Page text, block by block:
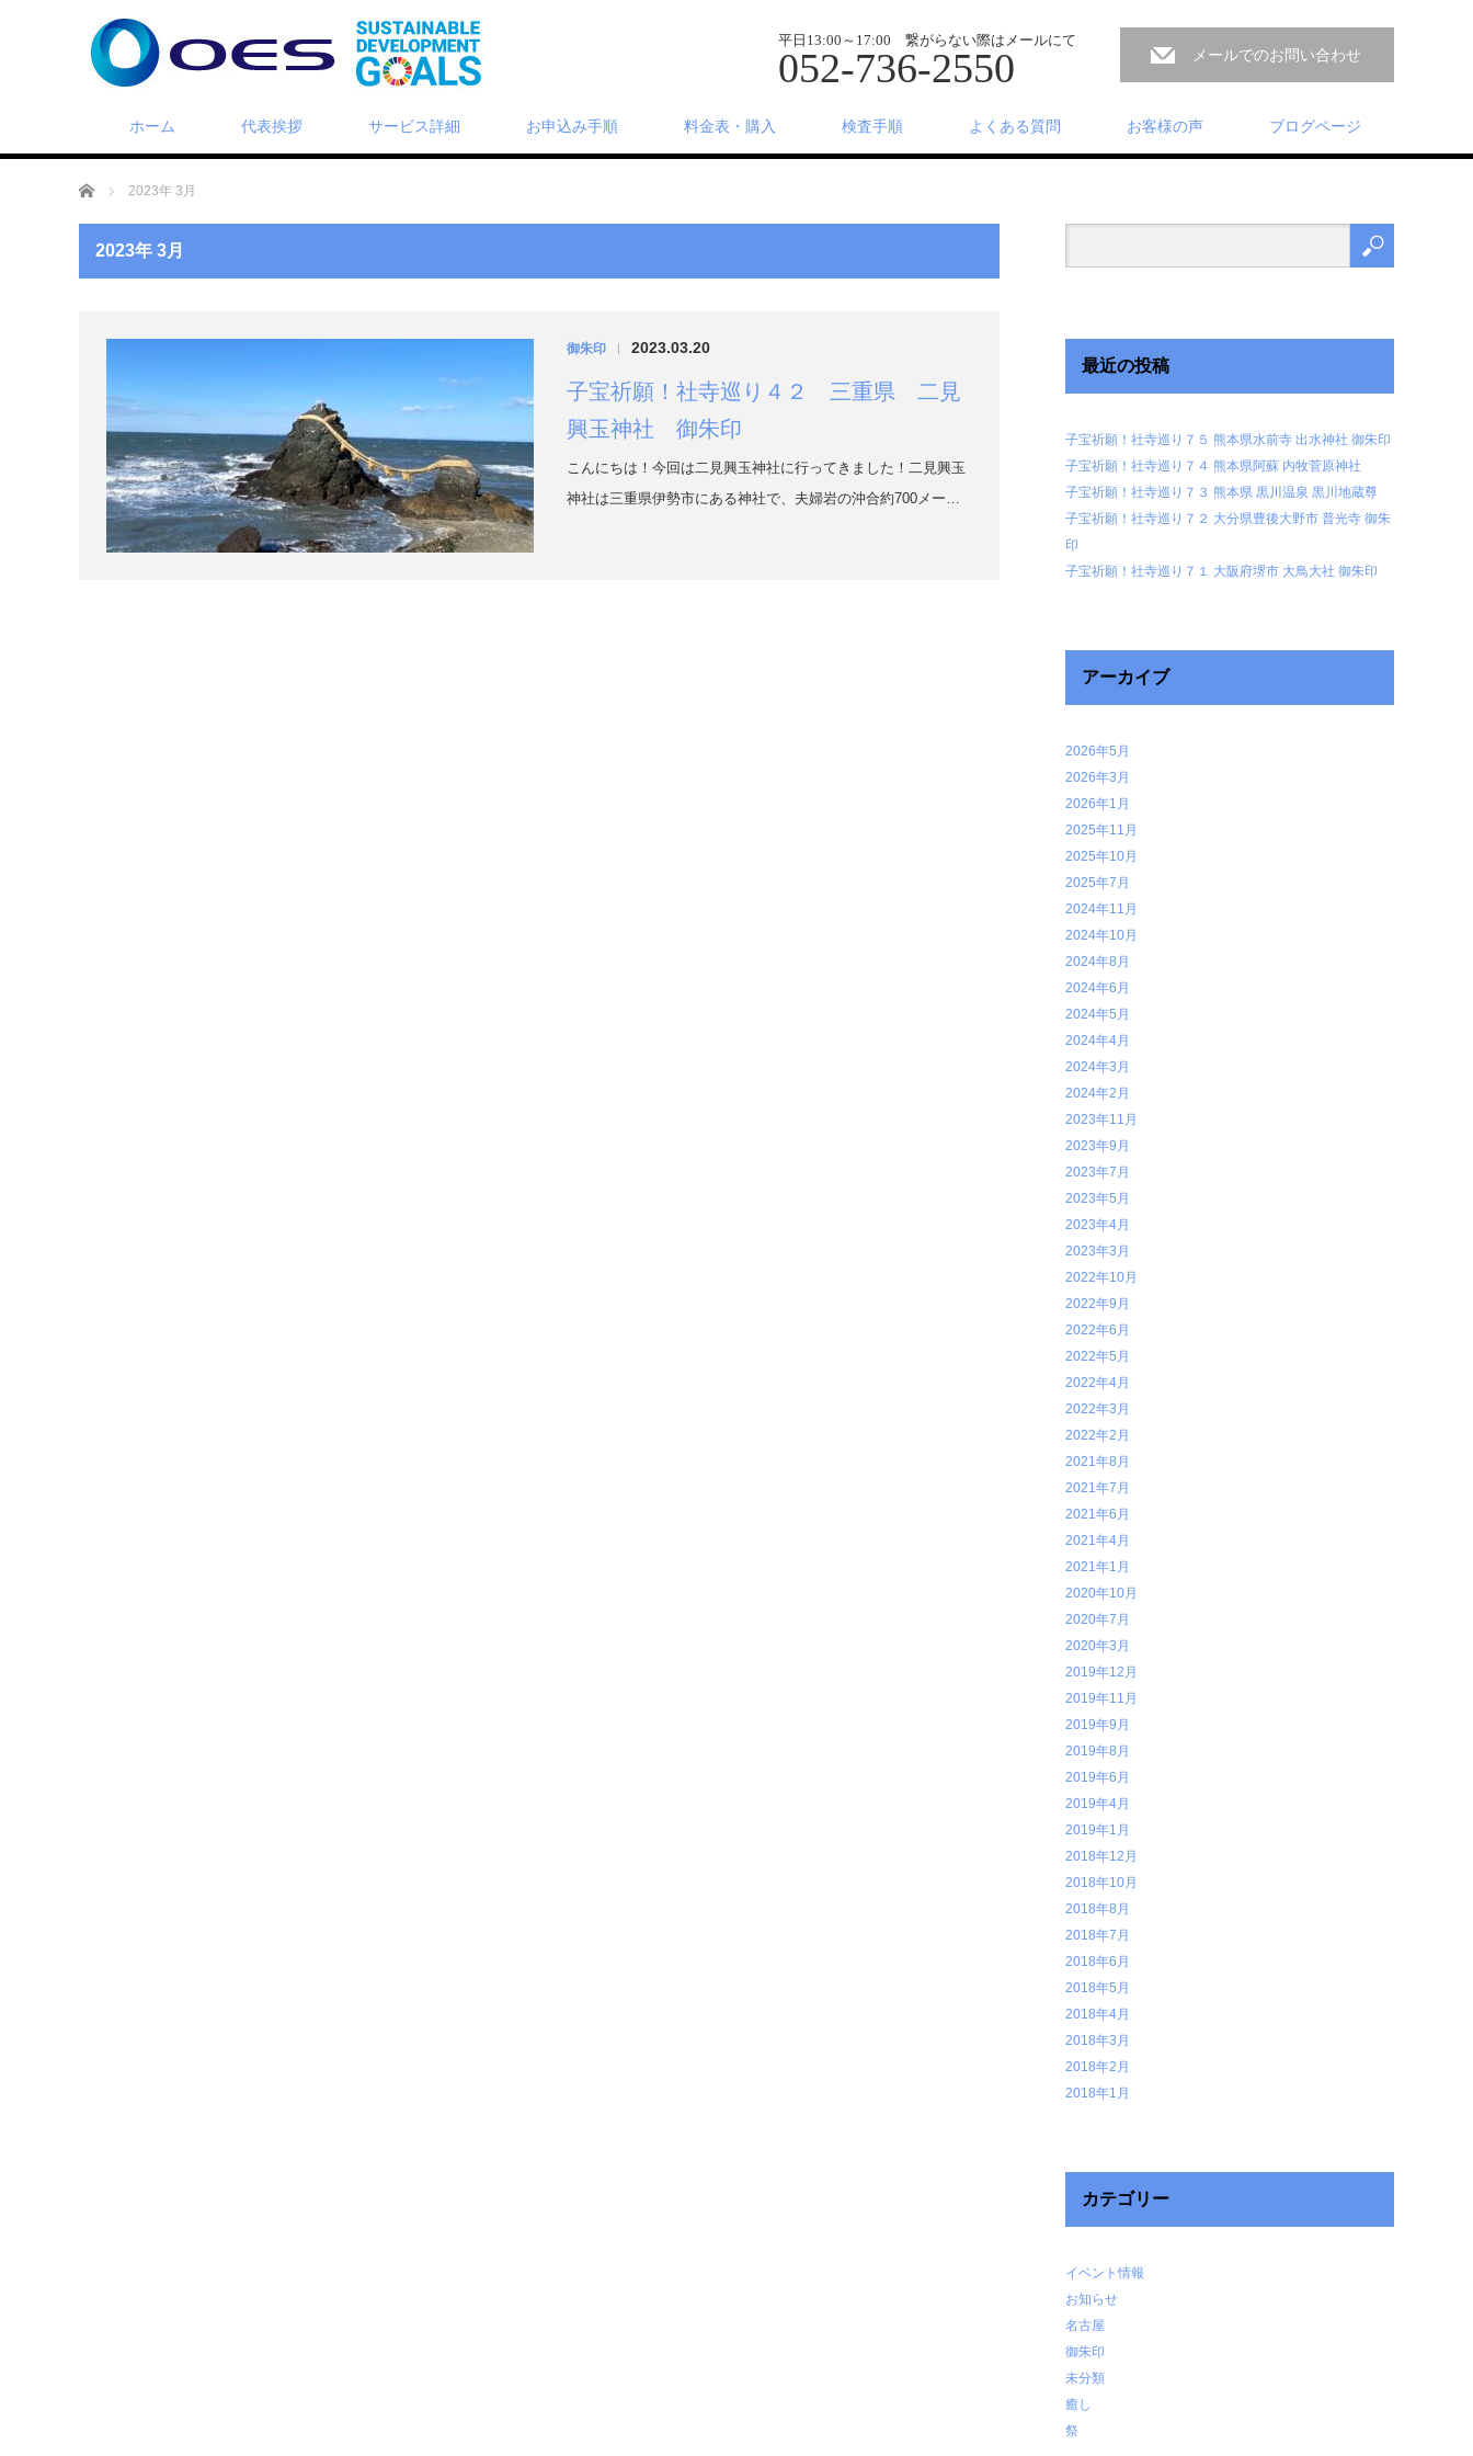
平日13:00～17:00 繋がらない際はメールにて
052-736-2550 メールでのお問い合わせ
ホーム 代表挨拶 サービス詳細 お申込み手順 料金表・購入 検査手順 よくある質問 お客様の声 ブログページ
ホーム 2023年 3月
2023年 3月
御朱印 | 2023.03.20
子宝祈願！社寺巡り４２ 三重県 二見
興玉神社 御朱印
こんにちは！今回は二見興玉神社に行ってきました！二見興玉
神社は三重県伊勢市にある神社で、夫婦岩の沖合約700メー…
最近の投稿
子宝祈願！社寺巡り７５ 熊本県水前寺 出水神社 御朱印
子宝祈願！社寺巡り７４ 熊本県阿蘇 内牧菅原神社
子宝祈願！社寺巡り７３ 熊本県 黒川温泉 黒川地蔵尊
子宝祈願！社寺巡り７２ 大分県豊後大野市 普光寺 御朱
印
子宝祈願！社寺巡り７１ 大阪府堺市 大鳥大社 御朱印
アーカイブ
2026年5月
2026年3月
2026年1月
2025年11月
2025年10月
2025年7月
2024年11月
2024年10月
2024年8月
2024年6月
2024年5月
2024年4月
2024年3月
2024年2月
2023年11月
2023年9月
2023年7月
2023年5月
2023年4月
2023年3月
2022年10月
2022年9月
2022年6月
2022年5月
2022年4月
2022年3月
2022年2月
2021年8月
2021年7月
2021年6月
2021年4月
2021年1月
2020年10月
2020年7月
2020年3月
2019年12月
2019年11月
2019年9月
2019年8月
2019年6月
2019年4月
2019年1月
2018年12月
2018年10月
2018年8月
2018年7月
2018年6月
2018年5月
2018年4月
2018年3月
2018年2月
2018年1月
カテゴリー
イベント情報
お知らせ
名古屋
御朱印
未分類
癒し
祭